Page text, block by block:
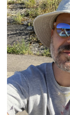
COOKIE-